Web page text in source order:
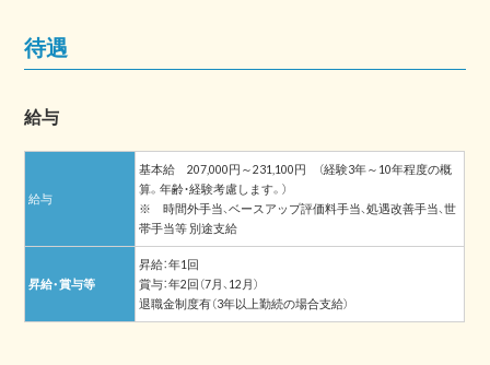
待遇
給与
給与
基本給 207,000円～231,100円 （経験3年～10年程度の概
算。年齢・経験考慮します。）
※ 時間外手当、ベースアップ評価料手当、処遇改善手当、世
帯手当等 別途支給
昇給・賞与等
昇給：年1回
賞与：年2回（7月、12月）
退職金制度有（3年以上勤続の場合支給）